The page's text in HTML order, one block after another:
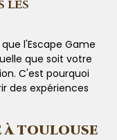
LES
l'Escape Game
que soit votre
C'est pourquoi
des expériences
À TOULOUSE